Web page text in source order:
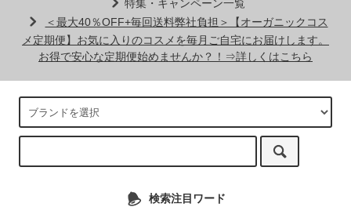
特集・キャンペーン一覧
＜最大40％OFF+毎回送料弊社負担＞【オーガニックコス
メ定期便】お気に入りのコスメを毎月ご自宅にお届けします。
お得で安心な定期便始めませんか？！⇒詳しくはこちら
検索注目ワード